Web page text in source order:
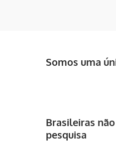
Somos uma
Brasileiras
pesquisa